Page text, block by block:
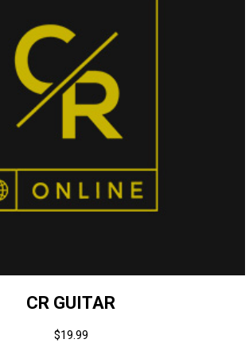
CR GUITAR
$19.99